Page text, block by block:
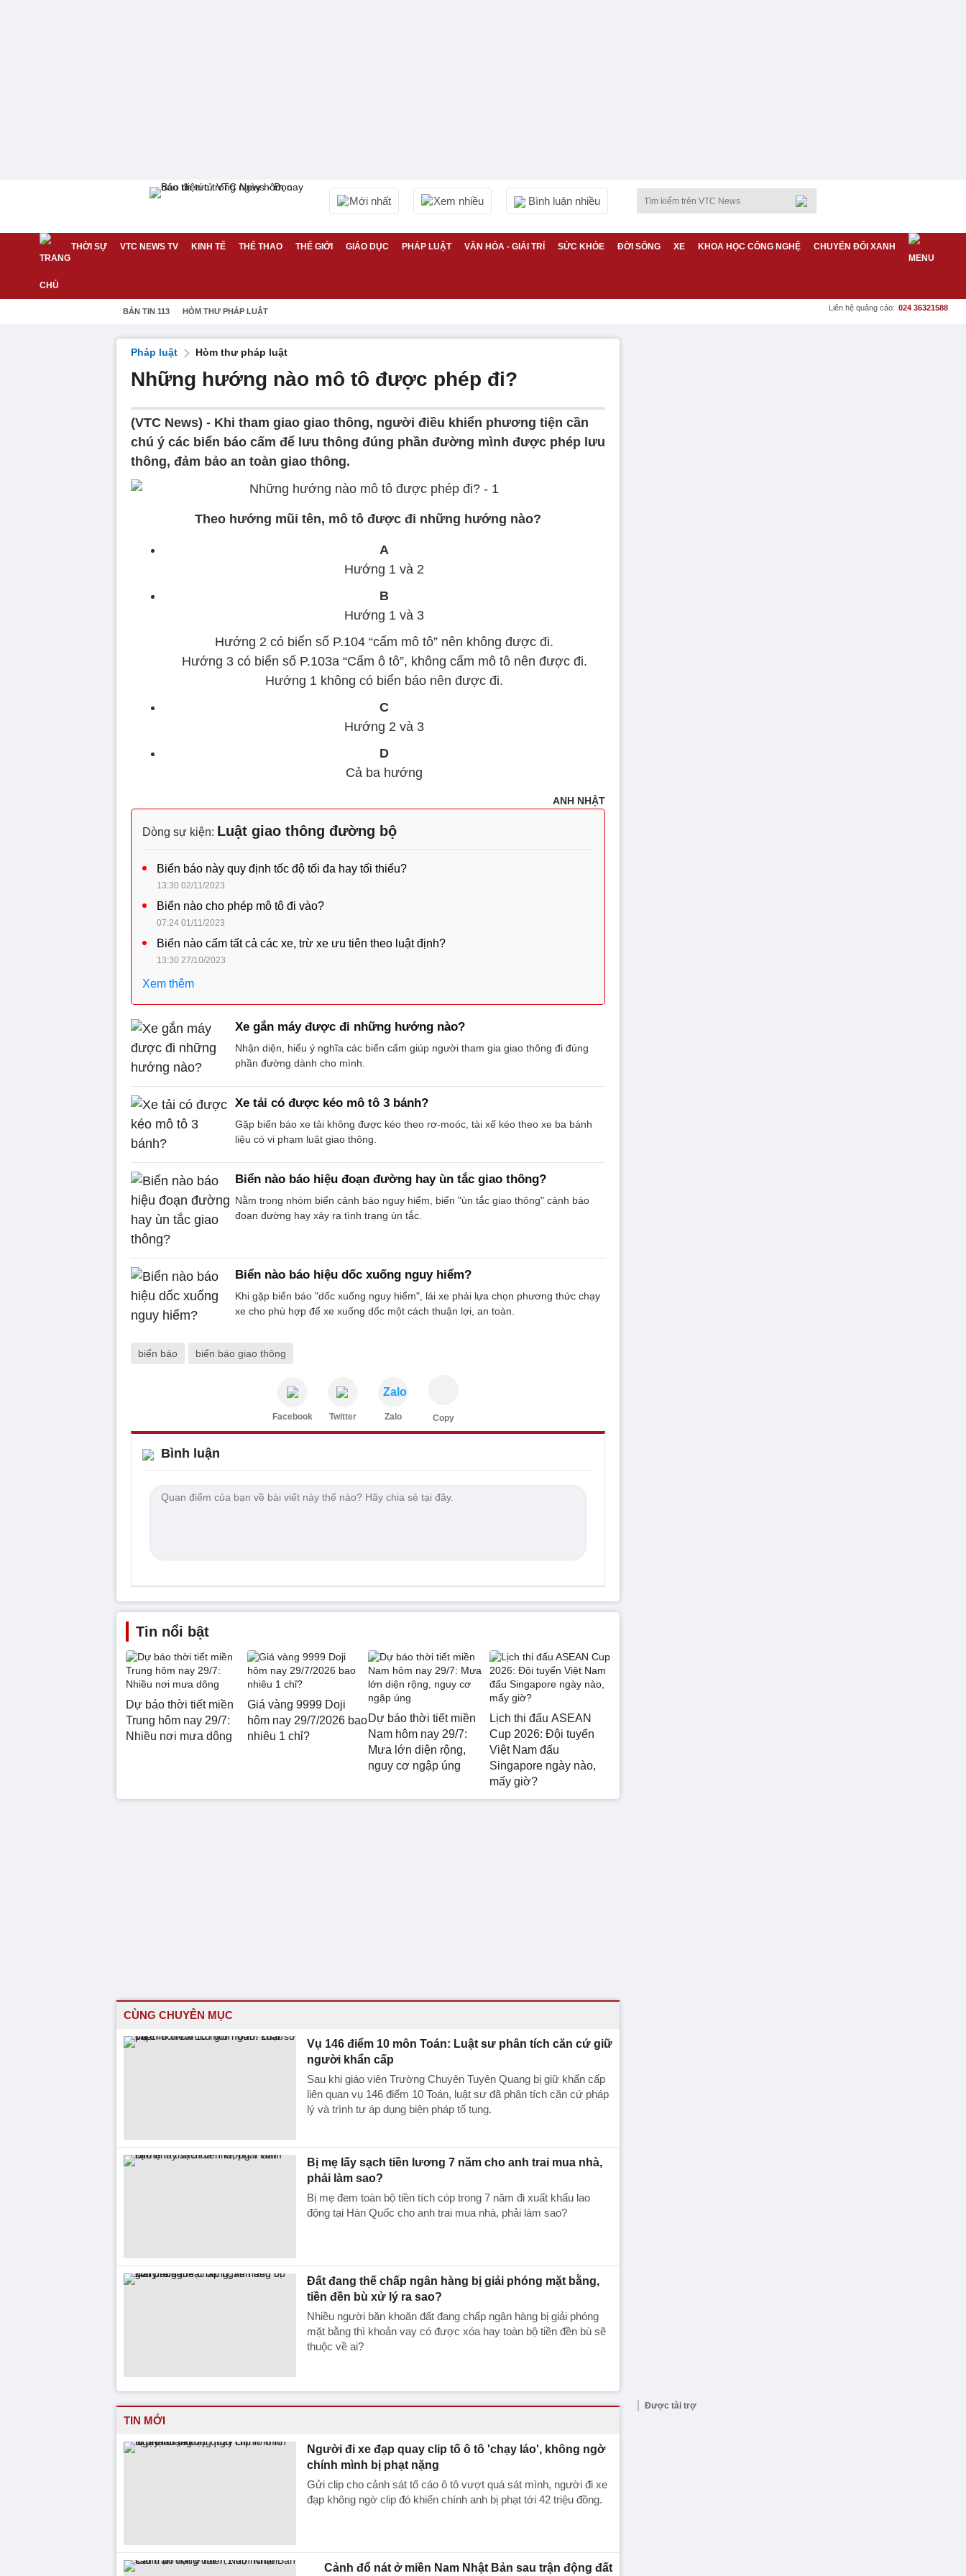
Mới nhất Xem nhiều Bình luận nhiều
THỜI SỰ VTC NEWS TV KINH TẾ THỂ THAO THẾ GIỚI GIÁO DỤC PHÁP LUẬT VĂN HÓA - GIẢI TRÍ SỨC KHỎE ĐỜI SỐNG XE KHOA HỌC CÔNG NGHỆ CHUYỂN ĐỔI XANH
BẢN TIN 113 HÒM THƯ PHÁP LUẬT Liên hệ quảng cáo: 024 36321588
Pháp luật Hòm thư pháp luật
Những hướng nào mô tô được phép đi?
(VTC News) - Khi tham giao giao thông, người điều khiển phương tiện cần
chú ý các biển báo cấm để lưu thông đúng phần đường mình được phép lưu
thông, đảm bảo an toàn giao thông.
Theo hướng mũi tên, mô tô được đi những hướng nào?
A
Hướng 1 và 2
B
Hướng 1 và 3
Hướng 2 có biển số P.104 “cấm mô tô” nên không được đi.
Hướng 3 có biển số P.103a “Cấm ô tô”, không cấm mô tô nên được đi.
Hướng 1 không có biển báo nên được đi.
C
Hướng 2 và 3
D
Cả ba hướng
ANH NHẬT
Dòng sự kiện: Luật giao thông đường bộ
Biển báo này quy định tốc độ tối đa hay tối thiểu?
13:30 02/11/2023
Biển nào cho phép mô tô đi vào?
07:24 01/11/2023
Biển nào cấm tất cả các xe, trừ xe ưu tiên theo luật định?
13:30 27/10/2023
Xem thêm
Xe gắn máy được đi những hướng nào?
Nhận diện, hiểu ý nghĩa các biển cấm giúp người tham gia giao thông đi đúng
phần đường dành cho mình.
Xe tải có được kéo mô tô 3 bánh?
Gặp biển báo xe tải không được kéo theo rơ-moóc, tài xế kéo theo xe ba bánh
liệu có vi phạm luật giao thông.
Biển nào báo hiệu đoạn đường hay ùn tắc giao thông?
Nằm trong nhóm biển cảnh báo nguy hiểm, biển "ùn tắc giao thông" cảnh báo
đoạn đường hay xảy ra tình trạng ùn tắc.
Biển nào báo hiệu dốc xuống nguy hiểm?
Khi gặp biển báo "dốc xuống nguy hiểm", lái xe phải lựa chọn phương thức chạy
xe cho phù hợp để xe xuống dốc một cách thuận lợi, an toàn.
biển báo biển báo giao thông
Facebook Twitter
Zalo
Zalo Copy
Bình luận
Tin nổi bật
Dự báo thời tiết miền
Trung hôm nay 29/7:
Nhiều nơi mưa dông
Giá vàng 9999 Doji
hôm nay 29/7/2026 bao
nhiêu 1 chỉ?
Dự báo thời tiết miền
Nam hôm nay 29/7:
Mưa lớn diện rộng,
nguy cơ ngập úng
Lịch thi đấu ASEAN
Cup 2026: Đội tuyển
Việt Nam đấu
Singapore ngày nào,
mấy giờ?
CÙNG CHUYÊN MỤC
Vụ 146 điểm 10 môn Toán: Luật sư phân tích căn cứ giữ
người khẩn cấp
Sau khi giáo viên Trường Chuyên Tuyên Quang bị giữ khẩn cấp
liên quan vụ 146 điểm 10 Toán, luật sư đã phân tích căn cứ pháp
lý và trình tự áp dụng biện pháp tố tụng.
Bị mẹ lấy sạch tiền lương 7 năm cho anh trai mua nhà,
phải làm sao?
Bị mẹ đem toàn bộ tiền tích cóp trong 7 năm đi xuất khẩu lao
động tại Hàn Quốc cho anh trai mua nhà, phải làm sao?
Đất đang thế chấp ngân hàng bị giải phóng mặt bằng,
tiền đền bù xử lý ra sao?
Nhiều người băn khoăn đất đang chấp ngân hàng bị giải phóng
mặt bằng thì khoản vay có được xóa hay toàn bộ tiền đền bù sẽ
thuộc về ai?
TIN MỚI
Người đi xe đạp quay clip tố ô tô 'chạy láo', không ngờ
chính mình bị phạt nặng
Gửi clip cho cảnh sát tố cáo ô tô vượt quá sát mình, người đi xe
đạp không ngờ clip đó khiến chính anh bị phạt tới 42 triệu đồng.
Cảnh đổ nát ở miền Nam Nhật Bản sau trận động đất
Được tài trợ